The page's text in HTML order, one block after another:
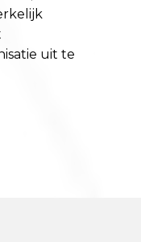
uit te